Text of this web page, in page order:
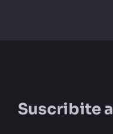
Suscribite a